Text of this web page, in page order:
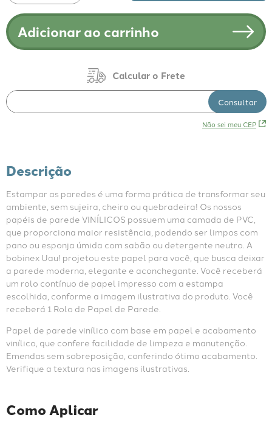
Adicionar ao carrinho
Não sei meu CEP
Descrição
Estampar as paredes é uma forma prática de transformar seu
ambiente, sem sujeira, cheiro ou quebradeira! Os nossos
papéis de parede VINÍLICOS possuem uma camada de PVC,
que proporciona maior resistência, podendo ser limpos com
pano ou esponja úmida com sabão ou detergente neutro. A
bobinex Uau! projetou este papel para você, que busca deixar
a parede moderna, elegante e aconchegante. Você receberá
um rolo contínuo de papel impresso com a estampa
escolhida, conforme a imagem ilustrativa do produto. Você
receberá 1 Rolo de Papel de Parede.
Papel de parede vinílico com base em papel e acabamento
vinílico, que confere facilidade de limpeza e manutenção.
Emendas sem sobreposição, conferindo ótimo acabamento.
Verifique a textura nas imagens ilustrativas.
Como Aplicar